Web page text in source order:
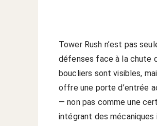
Tower Rush n’est pas
défenses face à la chute
boucliers sont visibles,
offre une porte d’entrée
— non pas comme une
intégrant des mécaniques